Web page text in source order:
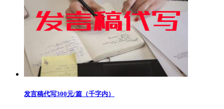
发言稿代写300元/篇（千字内）